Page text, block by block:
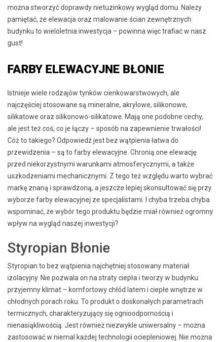
można stworzyć doprawdy nietuzinkowy wygląd domu. Należy
pamiętać, że elewacja oraz malowanie ścian zewnętrznych
budynku to wieloletnia inwestycja – powinna więc trafiać w nasz
gust!
FARBY ELEWACYJNE BŁONIE
Istnieje wiele rodzajów tynków cienkowarstwowych, ale
najczęściej stosowane są mineralne, akrylowe, silikonowe,
silikatowe oraz silikonowo-silikatowe. Mają one podobne cechy,
ale jest też coś, co je łączy – sposób na zapewnienie trwałości!
Cóż to takiego? Odpowiedź jest bez wątpienia łatwa do
przewidzenia – są to farby elewacyjne. Chronią one elewację
przed niekorzystnymi warunkami atmosferycznymi, a także
uszkodzeniami mechanicznymi. Z tego też względu warto wybrać
markę znaną i sprawdzoną, a jeszcze lepiej skonsultować się przy
wyborze farby elewacyjnej ze specjalistami. I chyba trzeba chyba
wspominać, że wybór tego produktu będzie miał również ogromny
wpływ na wygląd naszej inwestycji?
Styropian Błonie
Styropian to bez wątpienia najchętniej stosowany materiał
izolacyjny. Nie pozwala on na straty ciepła i tworzy w budynku
przyjemny klimat – komfortowy chłód latem i ciepłe wnętrze w
chłodnych porach roku. To produkt o doskonałych parametrach
termicznych, charakteryzujący się ognioodpornością i
nienasiąkliwością. Jest również niezwykle uniwersalny – można
zastosować w niemal każdej technologii ociepleniowej. Nie można